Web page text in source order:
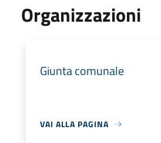
Organizzazioni
Giunta comunale
VAI ALLA PAGINA